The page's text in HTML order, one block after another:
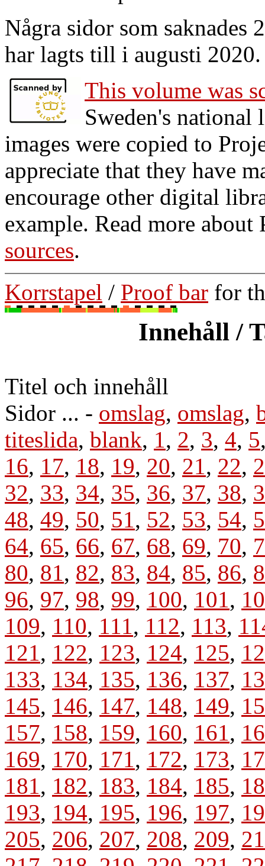
Några sidor som
har lagts till i augusti 2020.
This volume was
Sweden's national
images were copied to
appreciate that they have
encourage other digital
example. Read more
sources.
Korrstapel / Proof bar for
Innehåll /
Titel och innehåll
Sidor ... - omslag, omslag,
titeslida, blank, 1, 2, 3, 4, 5
16, 17, 18, 19, 20, 21, 22,
32, 33, 34, 35, 36, 37, 38,
48, 49, 50, 51, 52, 53, 54,
64, 65, 66, 67, 68, 69, 70,
80, 81, 82, 83, 84, 85, 86,
96, 97, 98, 99, 100, 101,
109, 110, 111, 112, 113,
121, 122, 123, 124, 125,
133, 134, 135, 136, 137,
145, 146, 147, 148, 149,
157, 158, 159, 160, 161,
169, 170, 171, 172, 173,
181, 182, 183, 184, 185,
193, 194, 195, 196, 197,
205, 206, 207, 208, 209,